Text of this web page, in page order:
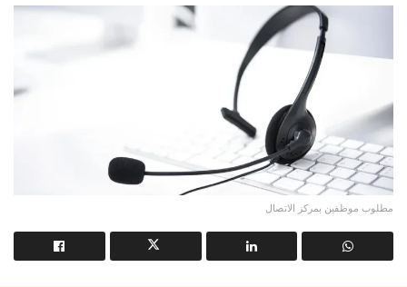
مطلوب موظفين بمركز الاتصال